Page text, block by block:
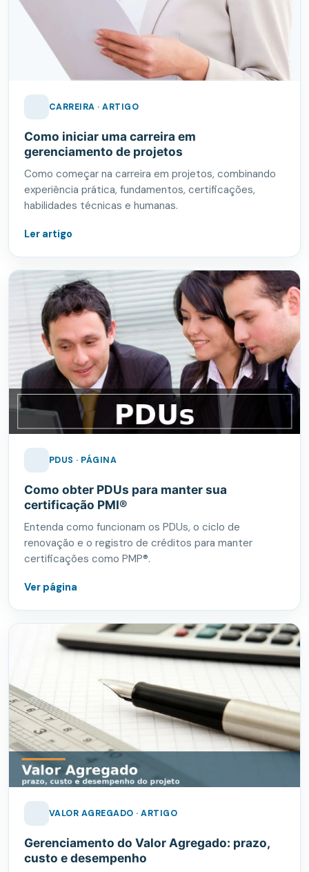
CARREIRA · ARTIGO
Como iniciar uma carreira em
gerenciamento de projetos
Como começar na carreira em projetos, combinando
experiência prática, fundamentos, certificações,
habilidades técnicas e humanas.
Ler artigo
PDUS · PÁGINA
Como obter PDUs para manter sua
certificação PMI®
Entenda como funcionam os PDUs, o ciclo de
renovação e o registro de créditos para manter
certificações como PMP®.
Ver página
VALOR AGREGADO · ARTIGO
Gerenciamento do Valor Agregado: prazo,
custo e desempenho